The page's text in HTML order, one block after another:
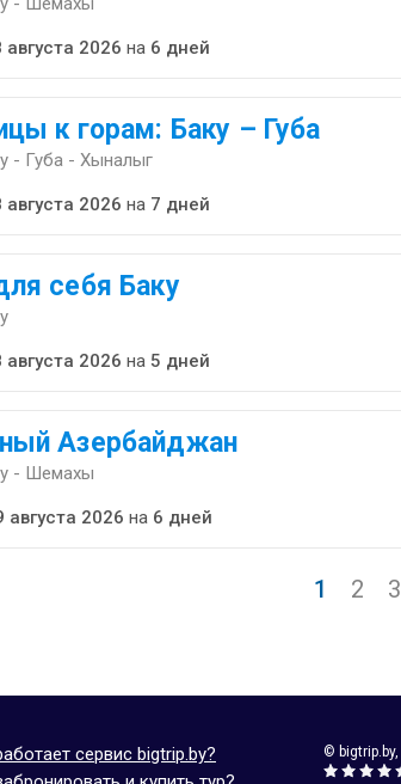
августа 2026 на 6 дней
к горам: Баку – Губа
- Губа - Хыналыг
августа 2026 на 7 дней
себя Баку
августа 2026 на 5 дней
Азербайджан
- Шемахы
августа 2026 на 6 дней
1 2 3
сервис bigtrip.by?
© bigtrip.by,